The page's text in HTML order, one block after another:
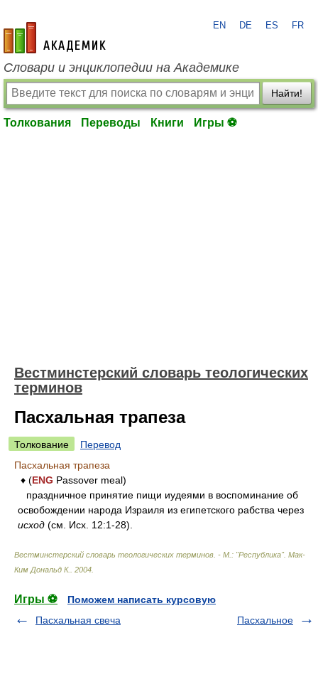
academic.ru
EN DE ES FR
Словари и энциклопедии на Академике
Найти!
Толкования Переводы Книги Игры ⚽
Вестминстерский словарь теологических
терминов
Пасхальная трапеза
Толкование
Перевод
Пасхальная трапеза
♦ (ENG Passover meal)
праздничное принятие пищи иудеями в воспоминание об
освобождении народа Израиля из египетского рабства через
исход (см. Исх. 12:1-28).
Вестминстерский словарь теологических терминов. - М.: "Республика". Мак-
Ким Дональд К.
2004
Игры ⚽
Поможем написать курсовую
Пасхальная свеча
Пасхальное